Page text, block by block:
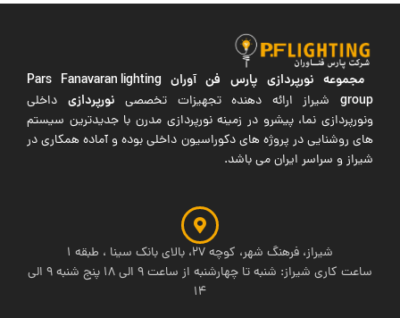
مجموعه نورپردازی پارس فن آوران Pars Fanavaran lighting
groupشیراز ارائه دهنده تجهیزات تخصصی نورپردازی داخلی
ونورپردازی نما، پیشرو در زمینه نورپردازی مدرن با جدیدترین سیستم
های روشنایی در پروژه های دکوراسیون داخلی بوده و آماده همکاری در
شیراز و سراسر ایران می باشد.
شیراز، فرهنگ شهر، کوچه 27، بالای بانک سینا ، طبقه 1
ساعت کاری شیراز: شنبه تا چهارشنبه از ساعت 9 الی 18 پنج شنبه 9 الی
14